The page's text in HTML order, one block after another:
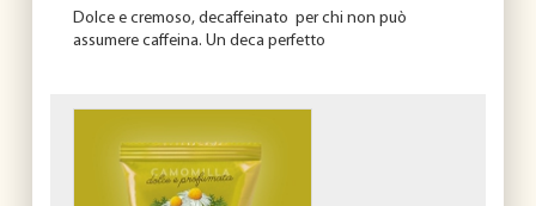
Dolce e cremoso, decaffeinato per chi non può
assumere caffeina. Un deca perfetto